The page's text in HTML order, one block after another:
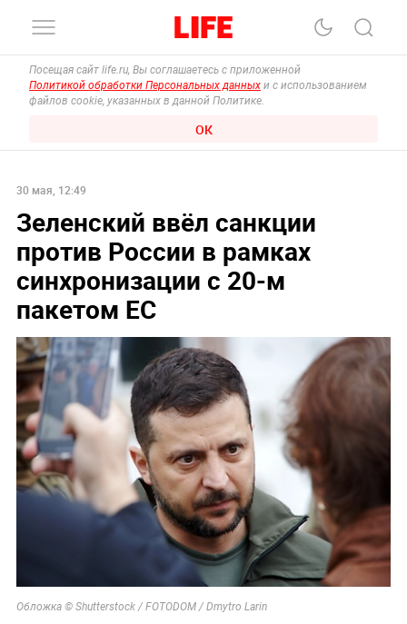
Посещая сайт life.ru, Вы соглашаетесь с приложенной
Политикой обработки Персональных данных и с использованием
файлов cookie, указанных в данной Политике.
ОК
30 мая, 12:49
Зеленский ввёл санкции
против России в рамках
синхронизации с 20-м
пакетом ЕС
Обложка © Shutterstock / FOTODOM / Dmytro Larin